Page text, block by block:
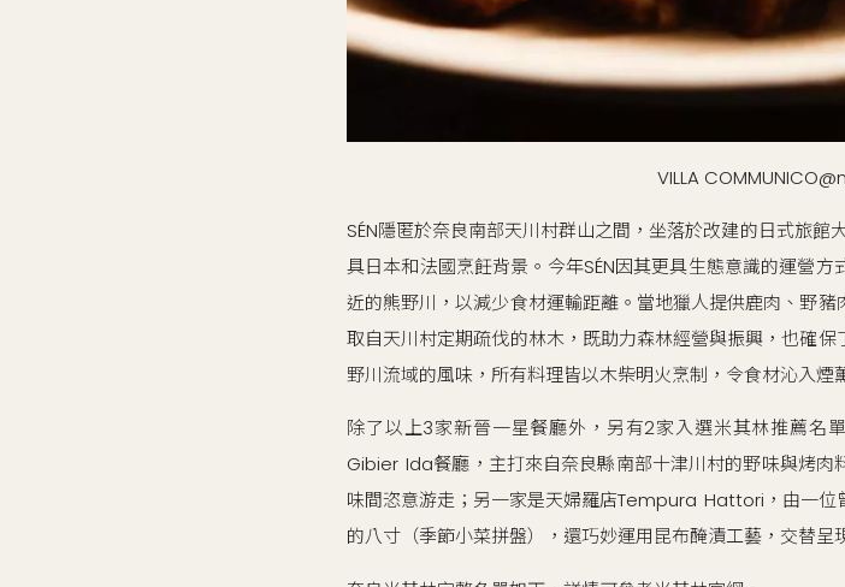
VILLA
SÉN隱匿於奈良南部天川村群山之間，坐落於改建的日式旅
具日本和法國烹飪背景。今年SÉN因其更具生態意識的運營
近的熊野川，以減少食材運輸距離。當地獵人提供鹿肉、野
取自天川村定期疏伐的林木，既助力森林經營與振興，也確
野川流域的風味，所有料理皆以木柴明火烹制，令食材沁入煙
除了以上3家新晉一星餐廳外，另有2家入選米其林推薦名
Gibier Ida餐廳，主打來自奈良縣南部十津川村的野味與烤
味間恣意游走；另一家是天婦羅店Tempura Hattori，由一位
的八寸（季節小菜拼盤），還巧妙運用昆布醃漬工藝，交替呈